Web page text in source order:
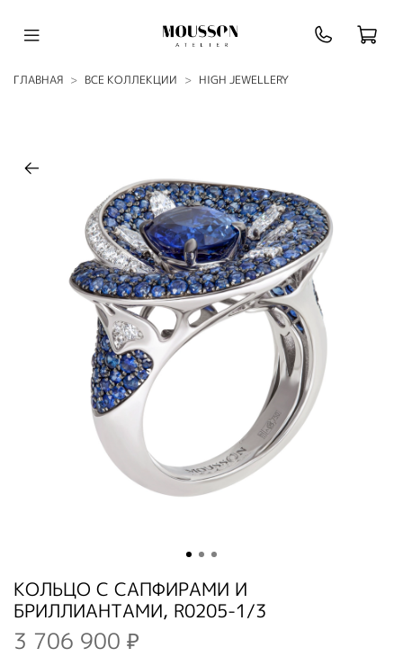
ГЛАВНАЯ ВСЕ КОЛЛЕКЦИИ HIGH JEWELLERY
КОЛЬЦО С САПФИРАМИ И
БРИЛЛИАНТАМИ, R0205-1/3
3 706 900 ₽